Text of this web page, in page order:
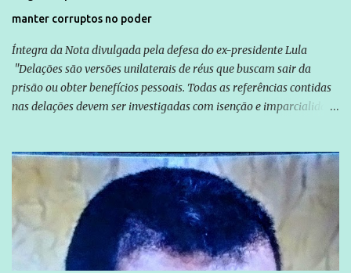
manter corruptos no poder
Íntegra da Nota divulgada pela defesa do ex-presidente Lula
"Delações são versões unilaterais de réus que buscam sair da
prisão ou obter benefícios pessoais. Todas as referências contidas
nas delações devem ser investigadas com isenção e imparcialidade
Globo manteve com o Grupo Odebrecht, citada na delação de
Emílio Odebrecht. Lula sempre atuou para promover o Brasil no
exterior, e não para promover determinadas empresas ou
empresários" Assina a nota o advogado Cristiano Zanin Martins